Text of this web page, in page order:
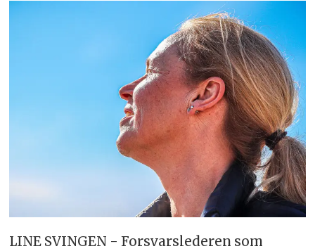
LINE SVINGEN - Forsvarslederen som